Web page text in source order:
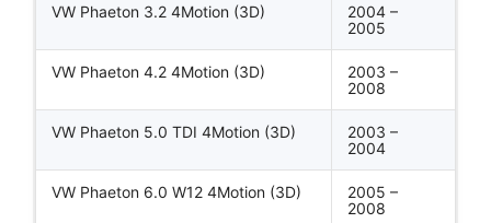
VW Phaeton 3.2 4Motion (3D)
2004 –
2005
VW Phaeton 4.2 4Motion (3D)
2003 –
2008
VW Phaeton 5.0 TDI 4Motion (3D)
2003 –
2004
VW Phaeton 6.0 W12 4Motion (3D)
2005 –
2008